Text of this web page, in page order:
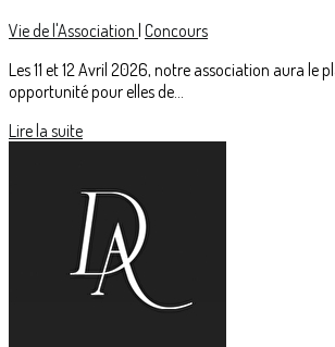
Vie de l'Association | Concours
Les 11 et 12 Avril 2026, notre association aura le
opportunité pour elles de...
Lire la suite